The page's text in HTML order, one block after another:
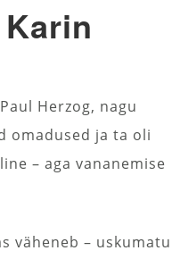
Herzog, nagu
omadused ja ta oli
– aga vananemise
väheneb – uskumatu